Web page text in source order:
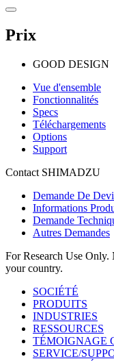
Prix
GOOD DESIGN
Vue d'ensemble
Fonctionnalités
Specs
Téléchargements
Options
Support
Contact SHIMADZU
Demande De
Informations
Demande
Autres Demandes
For Research Use Only.
your country.
SOCIÉTÉ
PRODUITS
INDUSTRIES
RESSOURCES
TÉMOIGNAGE
SERVICE/